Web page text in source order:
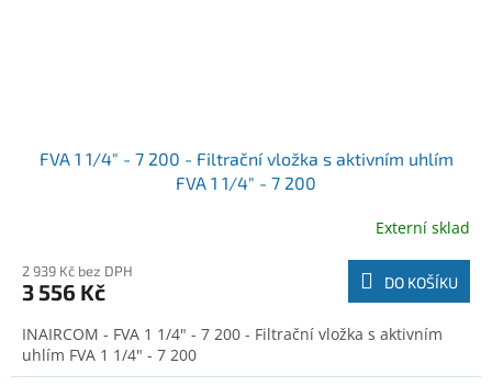
FVA 1 1/4" - 7 200 - Filtrační vložka s aktivním uhlím
FVA 1 1/4" - 7 200
Externí sklad
2 939 Kč bez DPH
3 556 Kč DO KOŠÍKU
INAIRCOM - FVA 1 1/4" - 7 200 - Filtrační vložka s aktivním
uhlím FVA 1 1/4" - 7 200